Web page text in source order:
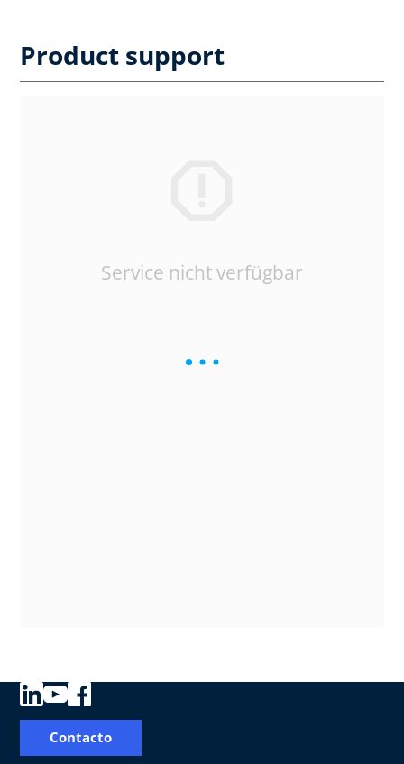
Product support
Service nicht verfügbar
Contacto